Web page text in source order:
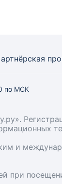
по МСК
и
при